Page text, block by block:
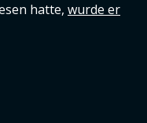
hatte, wurde er